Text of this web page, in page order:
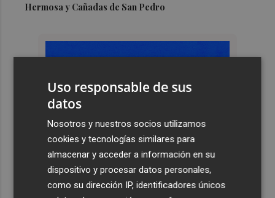
Hermosa y Cañadas de San Pedro
Uso responsable de sus
datos
Nosotros y nuestros socios utilizamos
cookies y tecnologías similares para
almacenar y acceder a información en su
dispositivo y procesar datos personales,
como su dirección IP, identificadores únicos